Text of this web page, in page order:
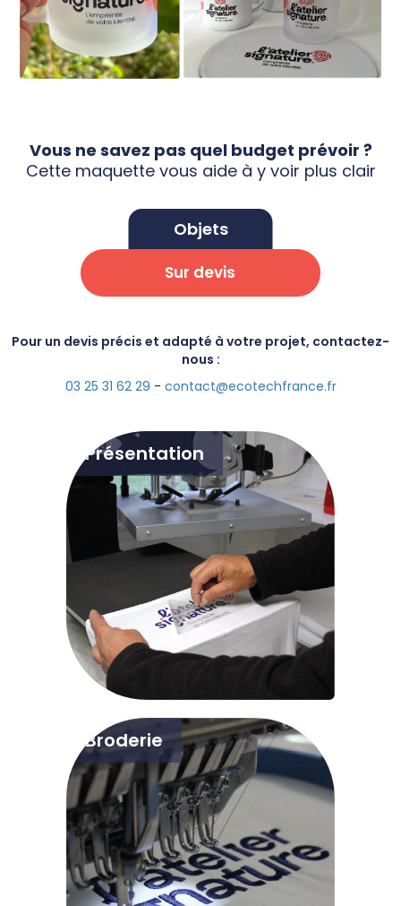
Vous ne savez pas quel budget prévoir ?
Cette maquette vous aide à y voir plus clair
Objets
Sur devis
Pour un devis précis et adapté à votre projet, contactez-
nous :
03 25 31 62 29 - contact@ecotechfrance.fr
Présentation
Broderie